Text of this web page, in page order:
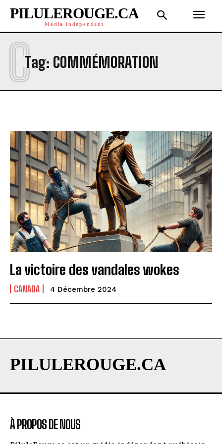
PILULEROUGE.CA
Média indépendant
Tag: COMMÉMORATION
C
La victoire des vandales wokes
CANADA 4 Décembre 2024
PILULEROUGE.CA
À PROPOS DE NOUS